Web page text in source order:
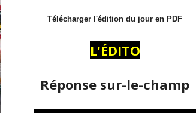
Télécharger l'édition du jour en PDF
L'ÉDITO
Réponse sur-le-champ